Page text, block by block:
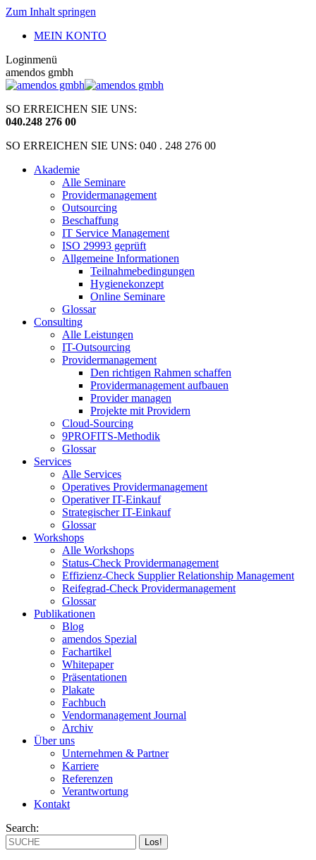
Zum Inhalt springen
MEIN KONTO
Loginmenü
amendos gmbh
SO ERREICHEN SIE UNS:
040.248 276 00
SO ERREICHEN SIE UNS: 040 . 248 276 00
Akademie
Alle Seminare
Providermanagement
Outsourcing
Beschaffung
IT Service Management
ISO 29993 geprüft
Allgemeine Informationen
Teilnahmebedingungen
Hygienekonzept
Online Seminare
Glossar
Consulting
Alle Leistungen
IT-Outsourcing
Providermanagement
Den richtigen Rahmen schaffen
Providermanagement aufbauen
Provider managen
Projekte mit Providern
Cloud-Sourcing
9PROFITS-Methodik
Glossar
Services
Alle Services
Operatives Providermanagement
Operativer IT-Einkauf
Strategischer IT-Einkauf
Glossar
Workshops
Alle Workshops
Status-Check Providermanagement
Effizienz-Check Supplier Relationship Management
Reifegrad-Check Providermanagement
Glossar
Publikationen
Blog
amendos Spezial
Fachartikel
Whitepaper
Präsentationen
Plakate
Fachbuch
Vendormanagement Journal
Archiv
Über uns
Unternehmen & Partner
Karriere
Referenzen
Verantwortung
Kontakt
Search: